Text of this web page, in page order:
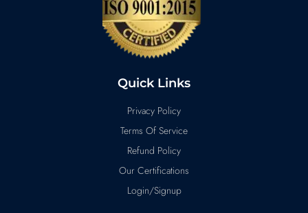
Quick Links
Privacy Policy
Terms Of Service
Refund Policy
Our Certifications
Login/Signup